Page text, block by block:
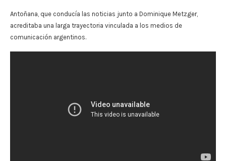
Antoñana, que conducía las noticias junto a Dominique Metzger,
acreditaba una larga trayectoria vinculada a los medios de
comunicación argentinos.